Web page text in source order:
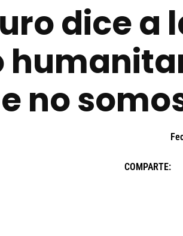
dice a
no
COMPARTE: